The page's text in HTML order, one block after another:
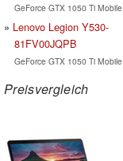
GeForce GTX 1050 Ti Mobile
Lenovo Legion Y530-
81FV00JQPB
GeForce GTX 1050 Ti Mobile
Preisvergleich